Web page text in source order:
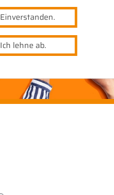
Einverstanden.
Ich lehne ab.